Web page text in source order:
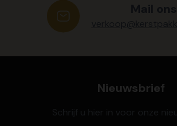
Nieuwsbrief